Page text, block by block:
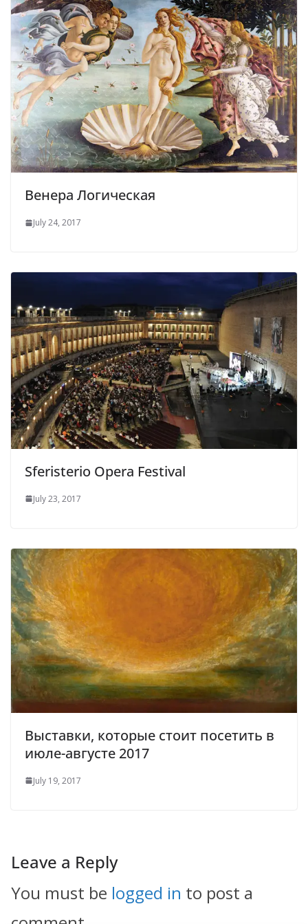
Венера Логическая
July 24, 2017
Sferisterio Opera Festival
July 23, 2017
Выставки, которые стоит посетить в
июле-августе 2017
July 19, 2017
Leave a Reply
You must be logged in to post a